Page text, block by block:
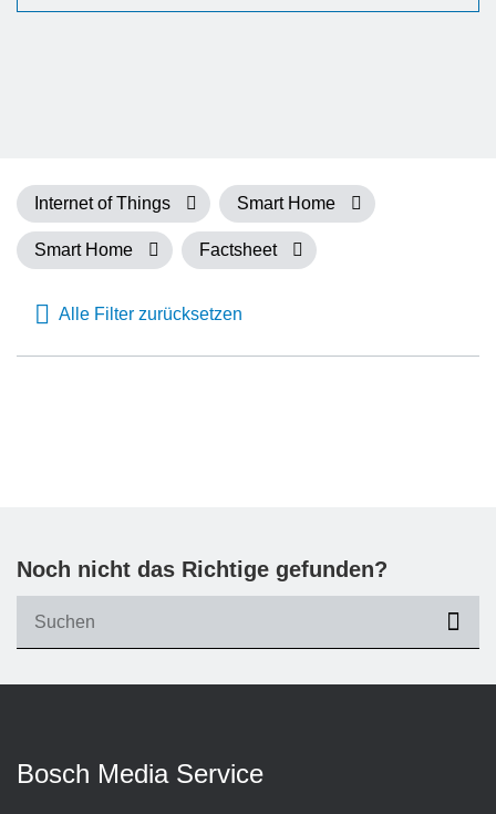
Internet of Things Smart Home
Smart Home Factsheet
Alle Filter zurücksetzen
Noch nicht das Richtige gefunden?
Bosch Media Service